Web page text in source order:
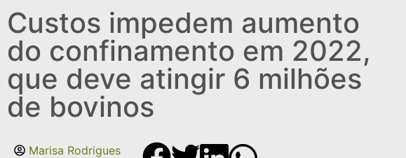
Custos impedem aumento
do confinamento em 2022,
que deve atingir 6 milhões
de bovinos
Marisa Rodrigues